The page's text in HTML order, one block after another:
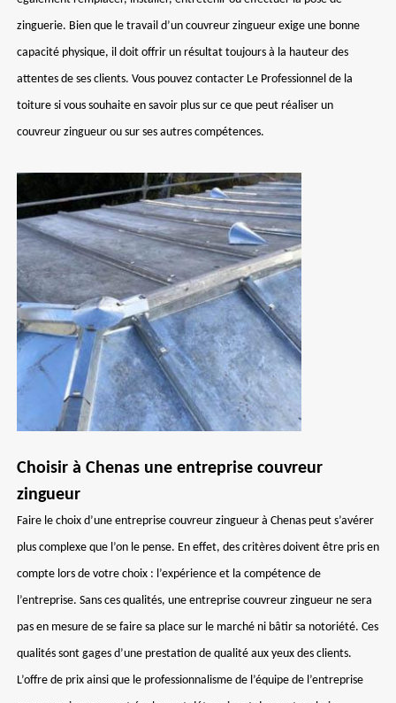
zinguerie. Bien que le travail d’un couvreur zingueur exige une bonne
capacité physique, il doit offrir un résultat toujours à la hauteur des
attentes de ses clients. Vous pouvez contacter Le Professionnel de la
toiture si vous souhaite en savoir plus sur ce que peut réaliser un
couvreur zingueur ou sur ses autres compétences.
Choisir à Chenas une entreprise couvreur
zingueur
Faire le choix d’une entreprise couvreur zingueur à Chenas peut s’avérer
plus complexe que l’on le pense. En effet, des critères doivent être pris en
compte lors de votre choix : l’expérience et la compétence de
l’entreprise. Sans ces qualités, une entreprise couvreur zingueur ne sera
pas en mesure de se faire sa place sur le marché ni bâtir sa notoriété. Ces
qualités sont gages d’une prestation de qualité aux yeux des clients.
L’offre de prix ainsi que le professionnalisme de l’équipe de l’entreprise